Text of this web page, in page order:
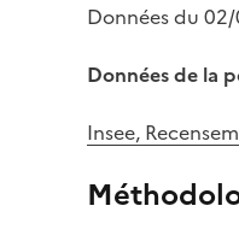
Données du 02/
Données de la
Insee,